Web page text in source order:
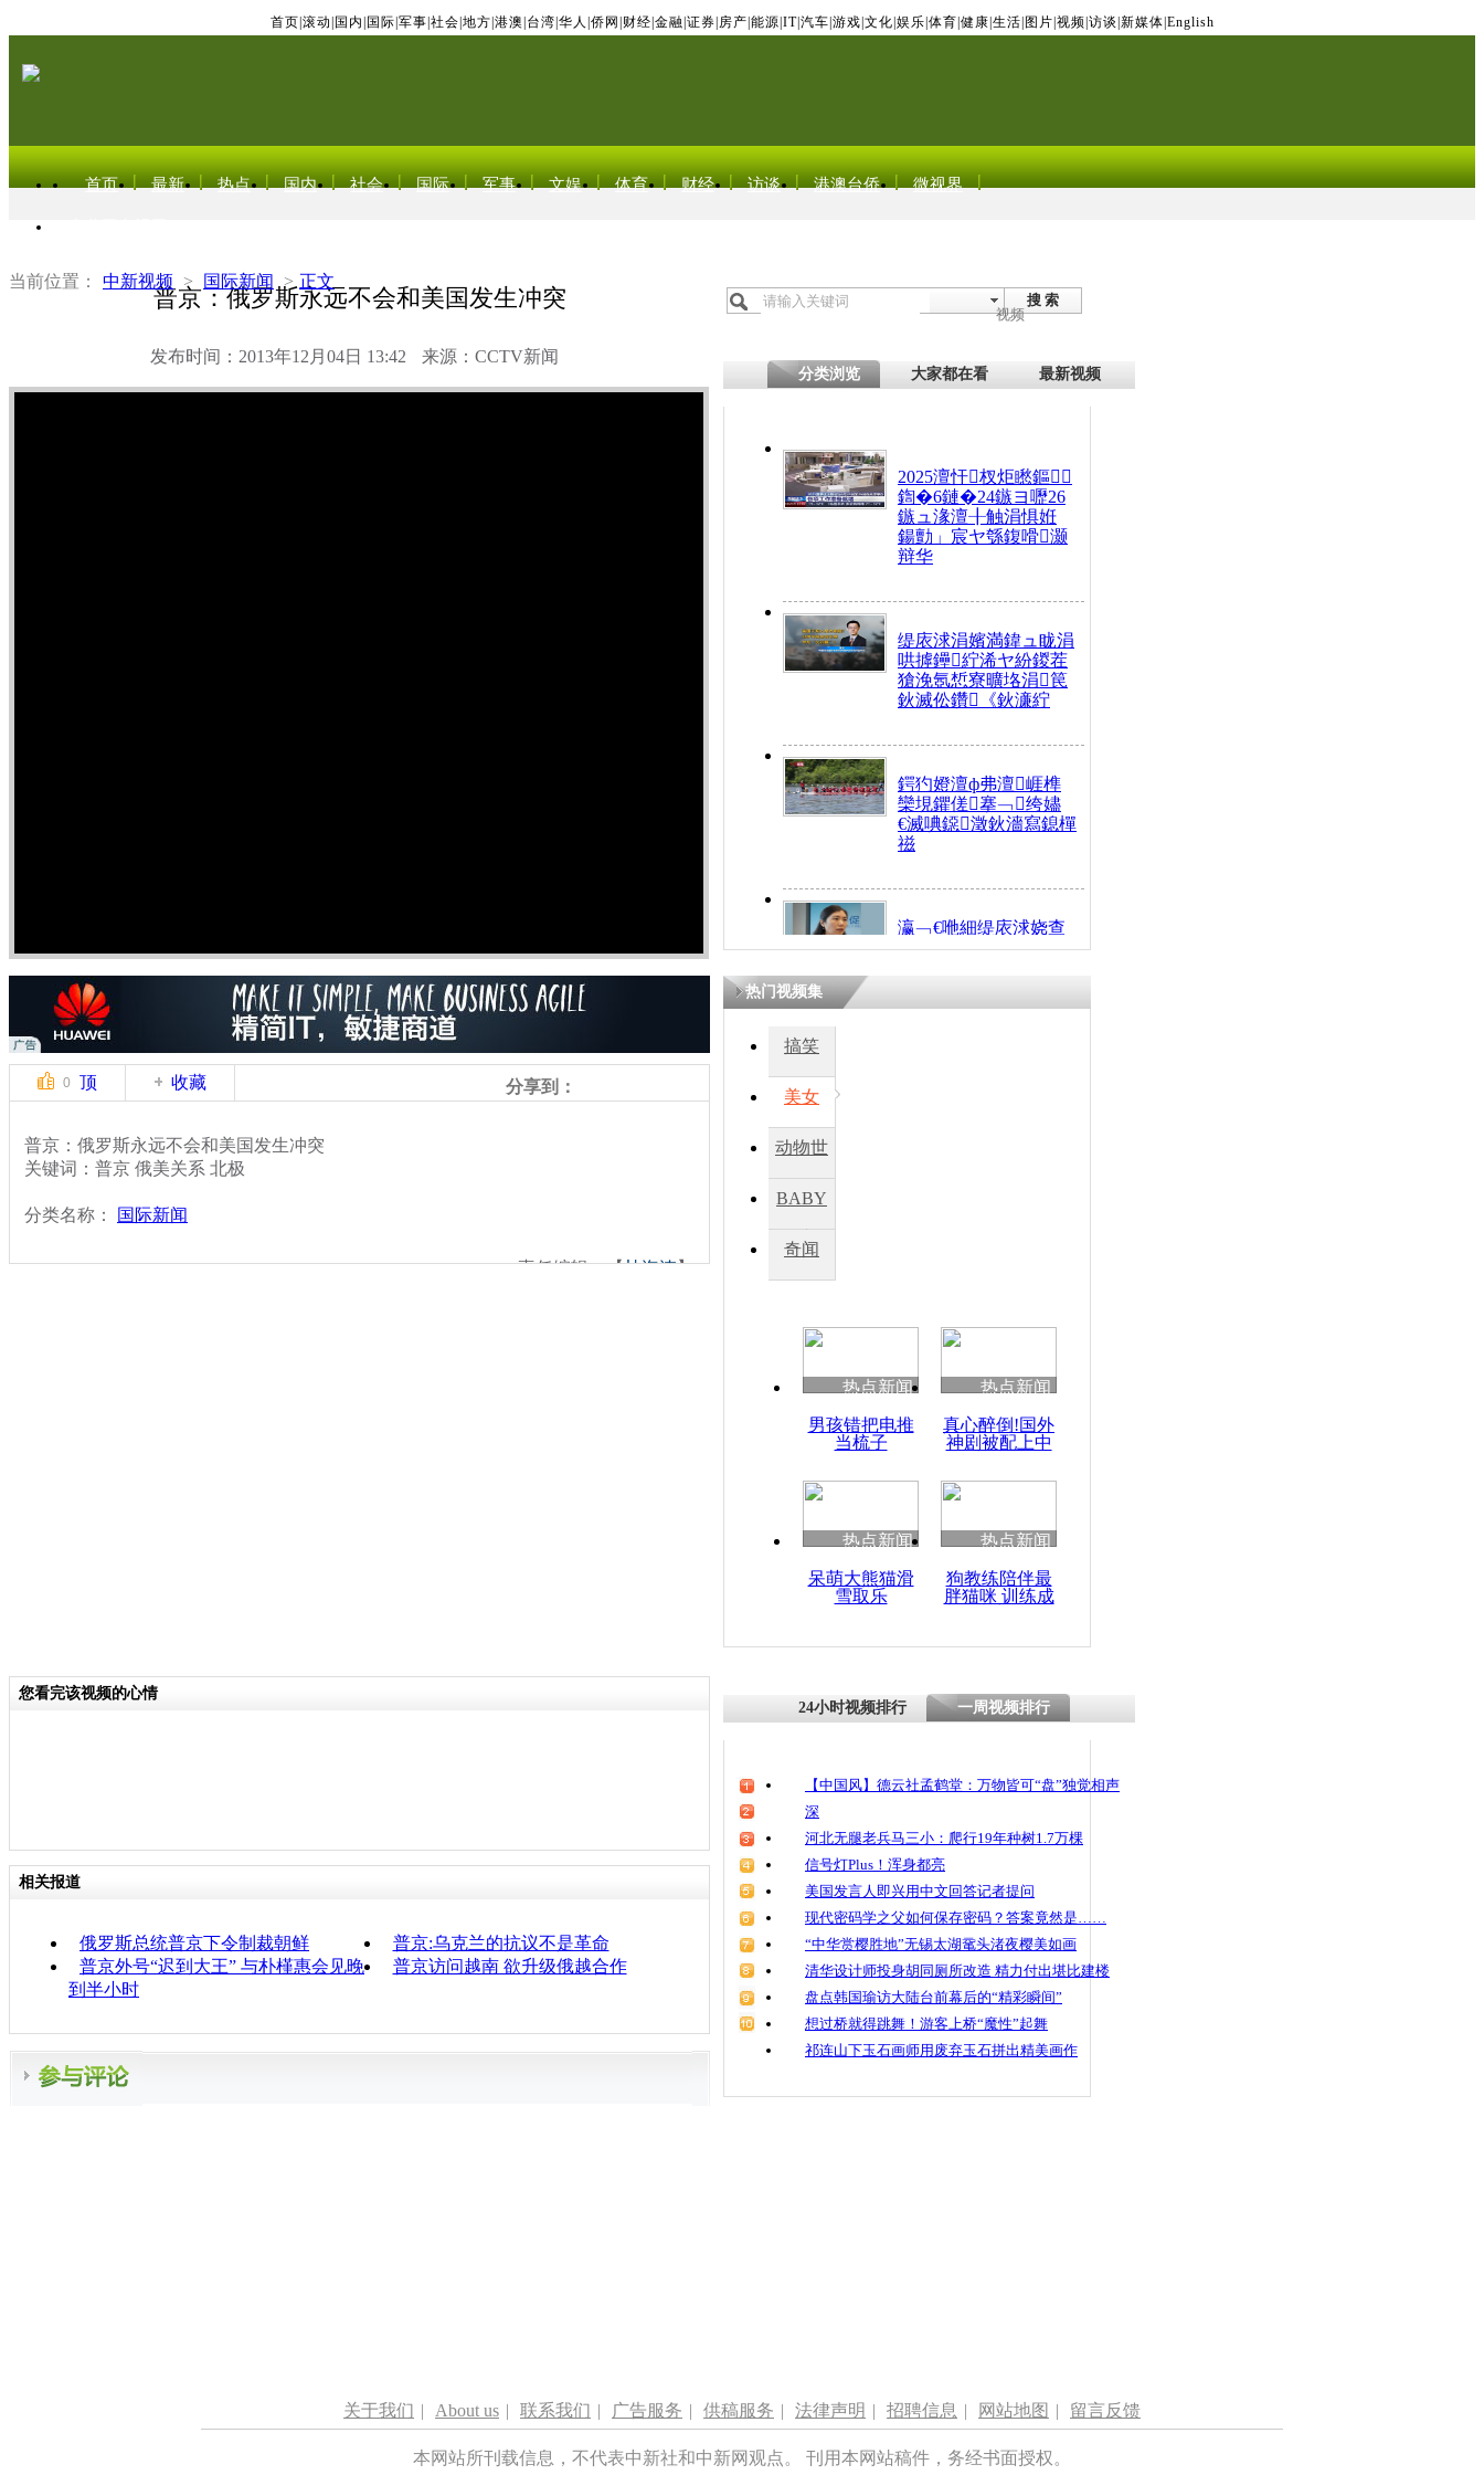
首页 滚动 国内 国际 军事 社会 地方 港澳 台湾 华人 侨网 财经 金融 证券 房产 能源 IT| 汽车 游戏 文化 娱乐 体育 健康 生活 图片 视频 访谈 新媒体 English
首页 最新 热点 国内 社会 国际 军事 文娱 体育 财经 访谈 港澳台侨 微视界
当前位置： 中新视频 > 国际新闻 > 正文
普京：俄罗斯永远不会和美国发生冲突
发布时间：2013年12月04日 13:42 来源：CCTV新闻
搜 索
视频
分类浏览 大家都在看 最新视频
2025澶忓杈炬矁鏂
鍧�6鏈�24鏃ヨ嚦26
鏃ュ湪澶╂触涓惧姙
鍚勯」宸ヤ綔鍑嗗灏
辩华
缇庡浗涓嬪満鍏ュ眬涓
哄摢鑸紵浠ヤ紛鍐茬
獊浼氬惁寮曠垎涓笢
鈥滅伀鑽《鈥濓紵
鍔犳嬁澶ф弗澶崕榫
欒垷鑺傞搴﹁绔嬧
€滅唺鐚澂鈥濇寫鎴樿
禌
瀛﹁€咃細缇庡浗娆查
€间笢鍗椾簹涓庝腑鍥
熷悎浣� 涓ㄥ浗闄呰
0 顶 收藏 分享到：
普京：俄罗斯永远不会和美国发生冲突
关键词：普京 俄美关系 北极
分类名称： 国际新闻
责任编辑：【杜海涛】
热门视频集
搞笑
美女
动物世
BABY
秀
奇闻
热点新闻
男孩错把电推
当梳子
热点新闻
真心醉倒!国外
神剧被配上中
热点新闻
呆萌大熊猫滑
雪取乐
热点新闻
狗教练陪伴最
胖猫咪 训练成
您看完该视频的心情
相关报道
俄罗斯总统普京下令制裁朝鲜
普京:乌克兰的抗议不是革命
普京外号“迟到大王” 与朴槿惠会见晚
到半小时
普京访问越南 欲升级俄越合作
24小时视频排行 一周视频排行
【中国风】德云社孟鹤堂：万物皆可“盘”独觉相声
深
河北无腿老兵马三小：爬行19年种树1.7万棵
信号灯Plus！浑身都亮
美国发言人即兴用中文回答记者提问
现代密码学之父如何保存密码？答案竟然是……
“中华赏樱胜地”无锡太湖鼋头渚夜樱美如画
清华设计师投身胡同厕所改造 精力付出堪比建楼
盘点韩国瑜访大陆台前幕后的“精彩瞬间”
想过桥就得跳舞！游客上桥“魔性”起舞
祁连山下玉石画师用废弃玉石拼出精美画作
关于我们 | About us | 联系我们 | 广告服务 | 供稿服务 | 法律声明 | 招聘信息 | 网站地图 | 留言反馈
本网站所刊载信息，不代表中新社和中新网观点。 刊用本网站稿件，务经书面授权。